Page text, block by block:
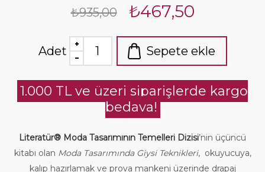
₺935,00 ₺467,50
Adet Sepete ekle
1.000 TL ve üzeri siparişlerde kargo
bedava!
Literatür® Moda Tasarımının Temelleri Dizisi’nin üçüncü
kitabı olan Moda Tasarımında Giysi Teknikleri, okuyucuya,
kalıp hazırlamak ve prova mankeni üzerinde drapaj